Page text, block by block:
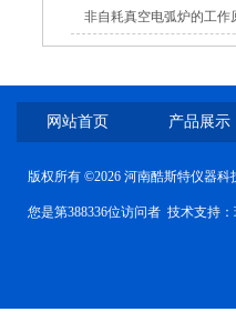
非自耗真空电弧炉的工
网站首页 产品展示
版权所有 ©2026 河南酷斯特仪器
您是第388336位访问者 技术支持：